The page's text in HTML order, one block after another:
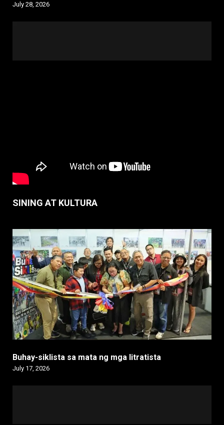
July 28, 2026
SINING AT KULTURA
Buhay-siklista sa mata ng mga litratista
July 17, 2026